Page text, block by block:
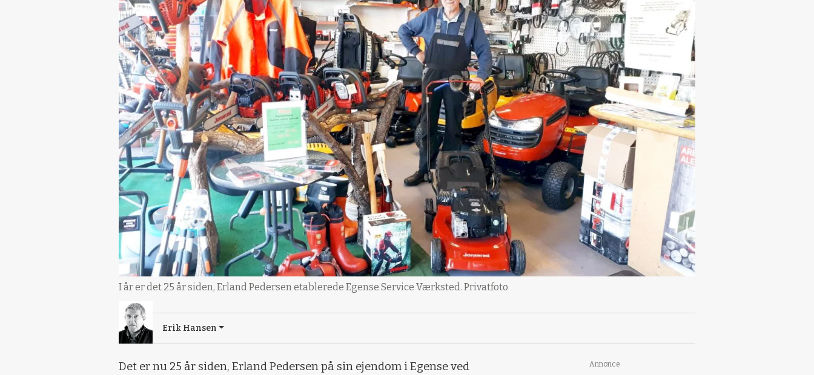
I år er det 25 år siden, Erland Pedersen etablerede Egense Service Værksted. Privatfoto
Erik Hansen
Det er nu 25 år siden, Erland Pedersen på sin ejendom i Egense ved
Annonce